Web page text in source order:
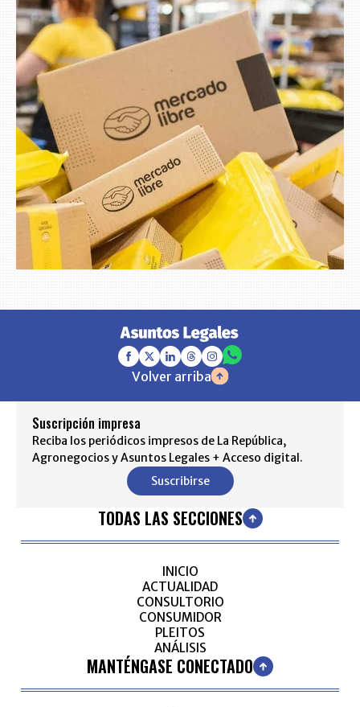
Volver arriba
Suscripción impresa
Reciba los periódicos impresos de La República,
Agronegocios y Asuntos Legales + Acceso digital.
Suscribirse
TODAS LAS SECCIONES
INICIO
ACTUALIDAD
CONSULTORIO
CONSUMIDOR
PLEITOS
ANÁLISIS
MANTÉNGASE CONECTADO